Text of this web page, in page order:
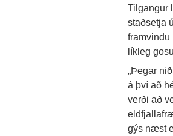
Tilgangur
staðsetja
líkleg
„Þegar
á því að
verði að
gýs næst